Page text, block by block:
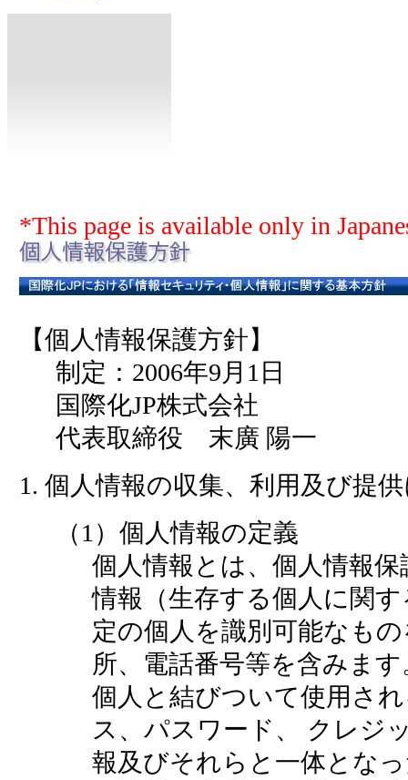
*This page is available only in
【個人情報保護方針】
制定：2006年9月1日
国際化JP株式会社
代表取締役 末廣 陽一
1. 個人情報の収集、利用及び提
（1）個人情報の定義
個人情報とは、個人情報
情報（生存する個人に関
定の個人を識別可能なも
所、電話番号等を含みま
個人と結びついて使用さ
ス、パスワード、 クレジ
報及びそれらと一体とな